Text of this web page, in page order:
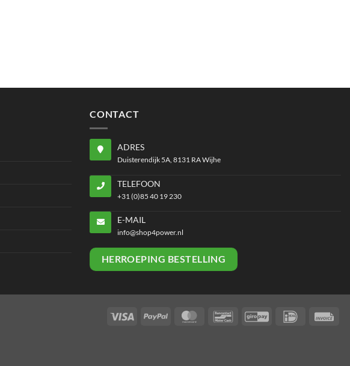
CONTACT
ADRES
Duisterendijk 5A, 8131 RA Wijhe
TELEFOON
+31 (0)85 40 19 230
E-MAIL
info@shop4power.nl
HERROEPING BESTELLING
Visa PayPal MasterCardBancontactGiroPay IDeal